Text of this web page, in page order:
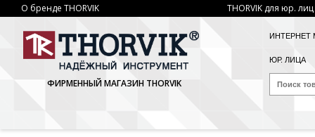
О бренде THORVIK THORVIK для юр. лиц
ФИРМЕННЫЙ МАГАЗИН THORVIK
ИНТЕРНЕТ
ЮР. ЛИЦА